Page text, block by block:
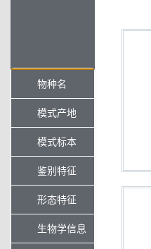
物种名
模式产地
模式标本
鉴别特征
形态特征
生物学信息